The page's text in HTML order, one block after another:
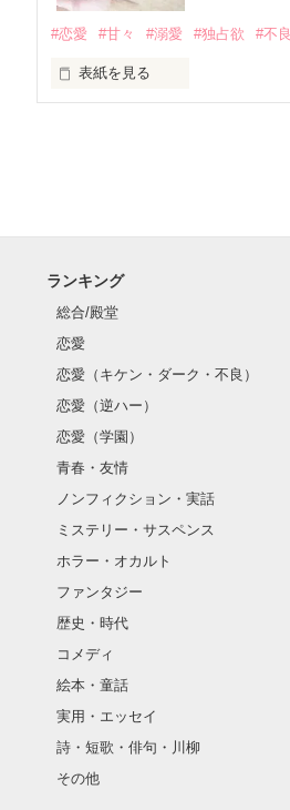
基本女子に冷たいのに澪にはわ
篠宮光-ShinomiyaHikaru
✨.ﾟ･*..☆.｡.:*✨.☆.｡.:. *:ﾟ✨.ﾟ･
#恋愛 #甘々 #溺愛 #独占欲 #不良
表紙を見る
クラス替えをして隣の席にな
金髪に近い明るい髪色
片耳には琥珀色のピアス
ほとんど笑顔なんて見せたこと
そんな性格と見た目のせいで学
怖くて近づいてはいけない人だ
「なんかあったら連絡して。す
ランキング
総合/殿堂
恋愛
恋愛（キケン・ダーク・不良）
恋愛（逆ハー）
恋愛（学園）
青春・友情
ノンフィクション・実話
ミステリー・サスペンス
ホラー・オカルト
ファンタジー
歴史・時代
コメディ
絵本・童話
実用・エッセイ
詩・短歌・俳句・川柳
その他